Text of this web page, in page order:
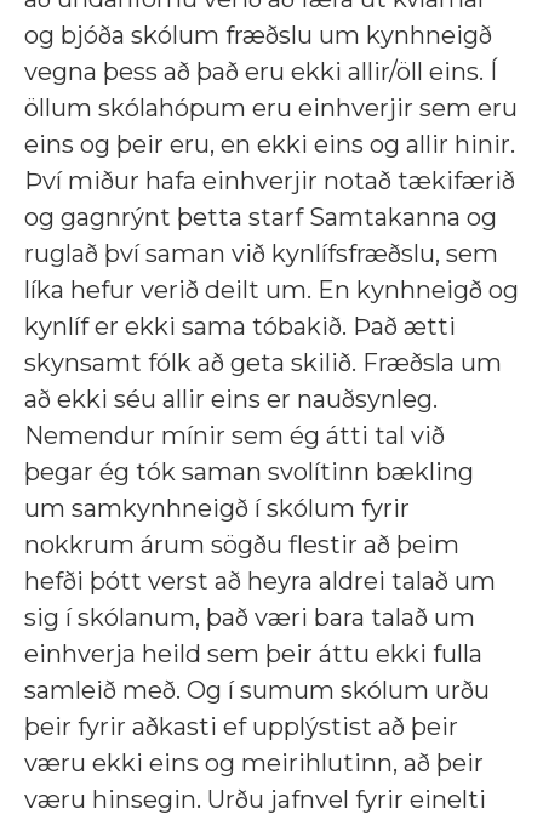
og bjóða skólum fræðslu um kynhneigð
vegna þess að það eru ekki allir/öll eins. Í
öllum skólahópum eru einhverjir sem eru
eins og þeir eru, en ekki eins og allir hinir.
Því miður hafa einhverjir notað tækifærið
og gagnrýnt þetta starf Samtakanna og
ruglað því saman við kynlífsfræðslu, sem
líka hefur verið deilt um. En kynhneigð og
kynlíf er ekki sama tóbakið. Það ætti
skynsamt fólk að geta skilið. Fræðsla um
að ekki séu allir eins er nauðsynleg.
Nemendur mínir sem ég átti tal við
þegar ég tók saman svolítinn bækling
um samkynhneigð í skólum fyrir
nokkrum árum sögðu flestir að þeim
hefði þótt verst að heyra aldrei talað um
sig í skólanum, það væri bara talað um
einhverja heild sem þeir áttu ekki fulla
samleið með. Og í sumum skólum urðu
þeir fyrir aðkasti ef upplýstist að þeir
væru ekki eins og meirihlutinn, að þeir
væru hinsegin. Urðu jafnvel fyrir einelti